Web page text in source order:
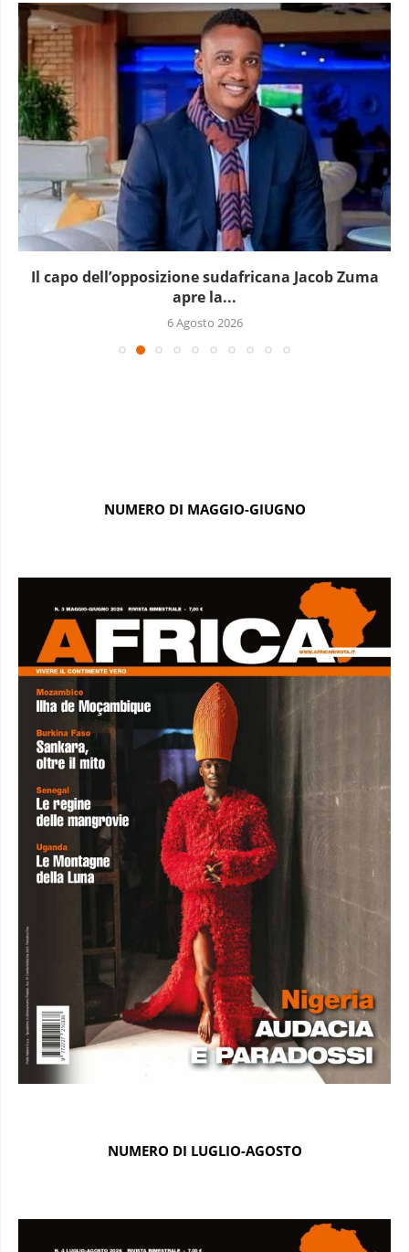
Il capo dell’opposizione sudafricana Jacob Zuma
apre la...
6 Agosto 2026
NUMERO DI MAGGIO-GIUGNO
NUMERO DI LUGLIO-AGOSTO